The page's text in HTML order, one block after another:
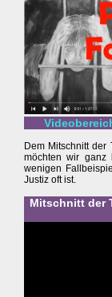
Dem Mitschnitt der
möchten wir ganz
wenigen
Justiz oft ist.
Mitschnitt der